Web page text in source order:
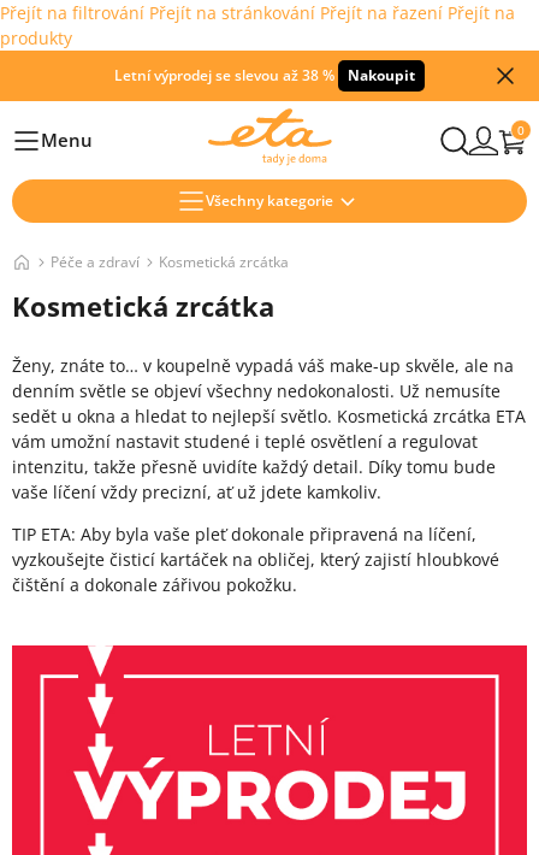
Přejít na filtrování Přejít na stránkování Přejít na řazení Přejít na
produkty
Letní výprodej se slevou až 38 % Nakoupit
HlavníMenu 0
Všechny kategorie
Péče a zdraví Kosmetická zrcátka
Kosmetická zrcátka
Ženy, znáte to… v koupelně vypadá váš make-up skvěle, ale na
denním světle se objeví všechny nedokonalosti. Už nemusíte
sedět u okna a hledat to nejlepší světlo. Kosmetická zrcátka ETA
vám umožní nastavit studené i teplé osvětlení a regulovat
intenzitu, takže přesně uvidíte každý detail. Díky tomu bude
vaše líčení vždy precizní, ať už jdete kamkoliv.
TIP ETA: Aby byla vaše pleť dokonale připravená na líčení,
vyzkoušejte čisticí kartáček na obličej, který zajistí hloubkové
čištění a dokonale zářivou pokožku.